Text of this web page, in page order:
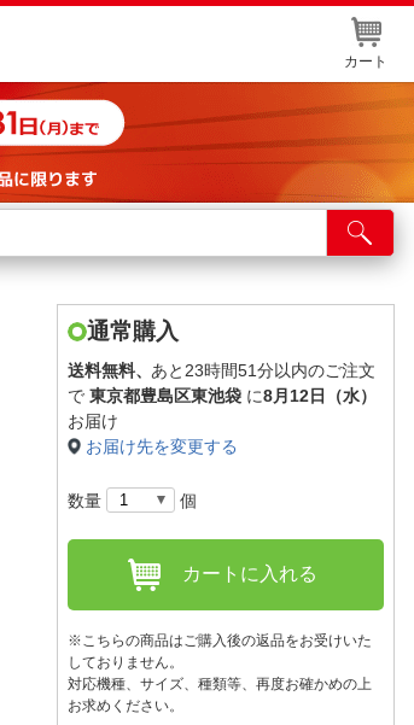
カート
通常購入
送料無料、 あと23時間51分以内のご注文
で 東京都豊島区東池袋 に8月12日（水）
お届け
お届け先を変更する
数量 個
カートに入れる
※こちらの商品はご購入後の返品をお受けいた
しておりません。
対応機種、サイズ、種類等、再度お確かめの上
お求めください。